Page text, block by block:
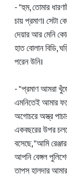
- "হুম, তোমার
চায় প্রমাণ। সেটা
দেয়ার আর মেনি
হাত বোলান বিডি,
পরেন উনি।
- "প্রমাণ আমরা
এমনিতেই আমার
অগোচরে অস্ত্র
একবছরের উপর
বসেছে, "আমি
আপনি বেঙ্গল
তাপস হালদার